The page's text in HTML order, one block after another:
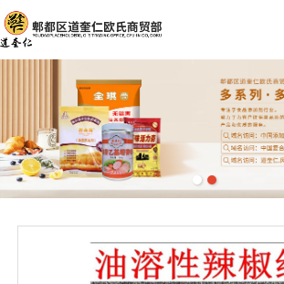
公司介绍 产品展示 新闻动态